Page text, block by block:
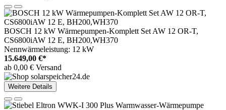
BOSCH 12 kW Wärmepumpen-Komplett Set AW 12 OR-T,
CS6800iAW 12 E, BH200,WH370
Nennwärmeleistung: 12 kW
15.649,00 €*
ab 0,00 € Versand
Weitere Details